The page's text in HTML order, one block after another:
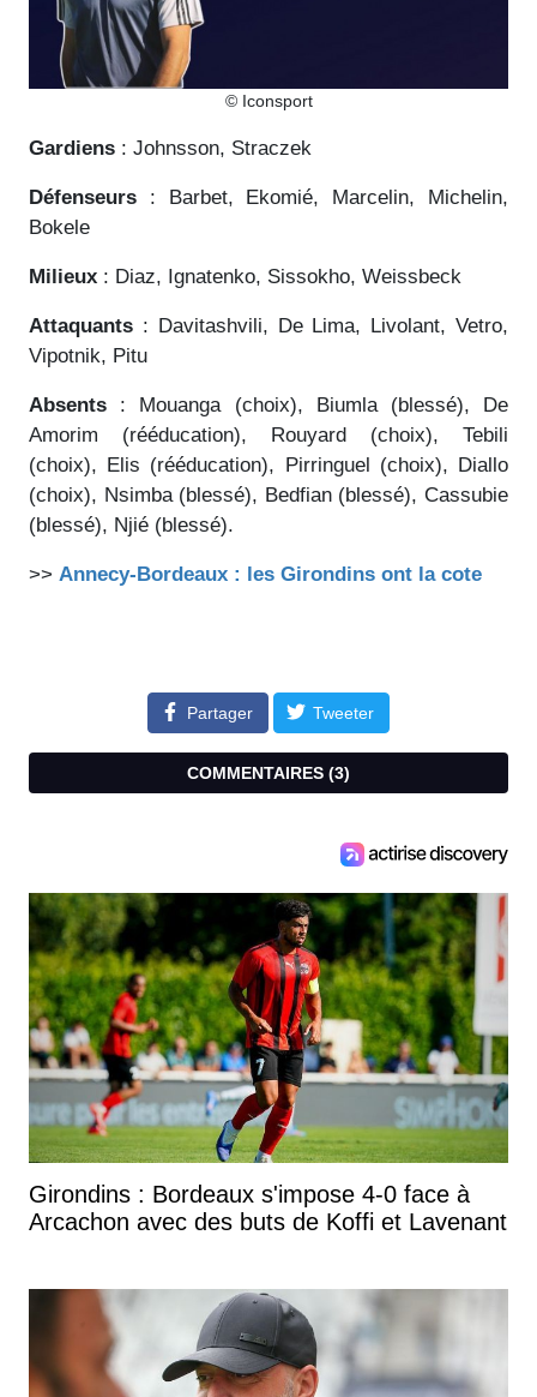
© Iconsport
Gardiens : Johnsson, Straczek
Défenseurs : Barbet, Ekomié, Marcelin, Michelin,
Bokele
Milieux : Diaz, Ignatenko, Sissokho, Weissbeck
Attaquants : Davitashvili, De Lima, Livolant, Vetro,
Vipotnik, Pitu
Absents : Mouanga (choix), Biumla (blessé), De
Amorim (rééducation), Rouyard (choix), Tebili
(choix), Elis (rééducation), Pirringuel (choix), Diallo
(choix), Nsimba (blessé), Bedfian (blessé), Cassubie
(blessé), Njié (blessé).
>> Annecy-Bordeaux : les Girondins ont la cote
Partager Tweeter
COMMENTAIRES (3)
Girondins : Bordeaux s'impose 4-0 face à
Arcachon avec des buts de Koffi et Lavenant